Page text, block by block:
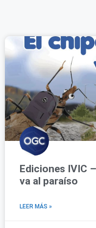
Ediciones IVIC
va al paraíso
LEER MÁS »